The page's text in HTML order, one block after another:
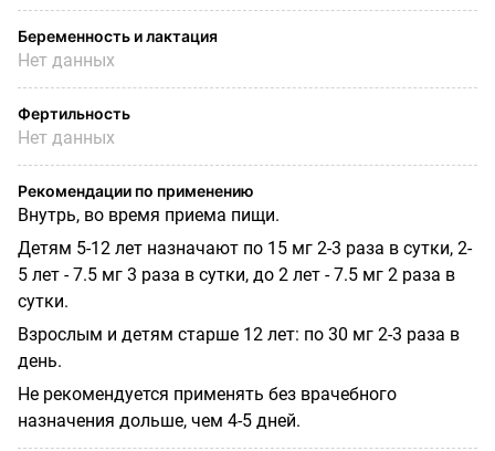
Беременность и лактация
Нет данных
Фертильность
Нет данных
Рекомендации по применению
Внутрь, во время приема пищи.
Детям 5-12 лет назначают по 15 мг 2-3 раза в сутки, 2-
5 лет - 7.5 мг 3 раза в сутки, до 2 лет - 7.5 мг 2 раза в
сутки.
Взрослым и детям старше 12 лет: по 30 мг 2-3 раза в
день.
Не рекомендуется применять без врачебного
назначения дольше, чем 4-5 дней.